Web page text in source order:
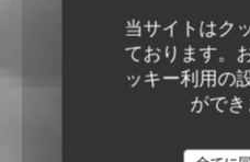
当サイトはク
ております。
ッキー利用の
ができ